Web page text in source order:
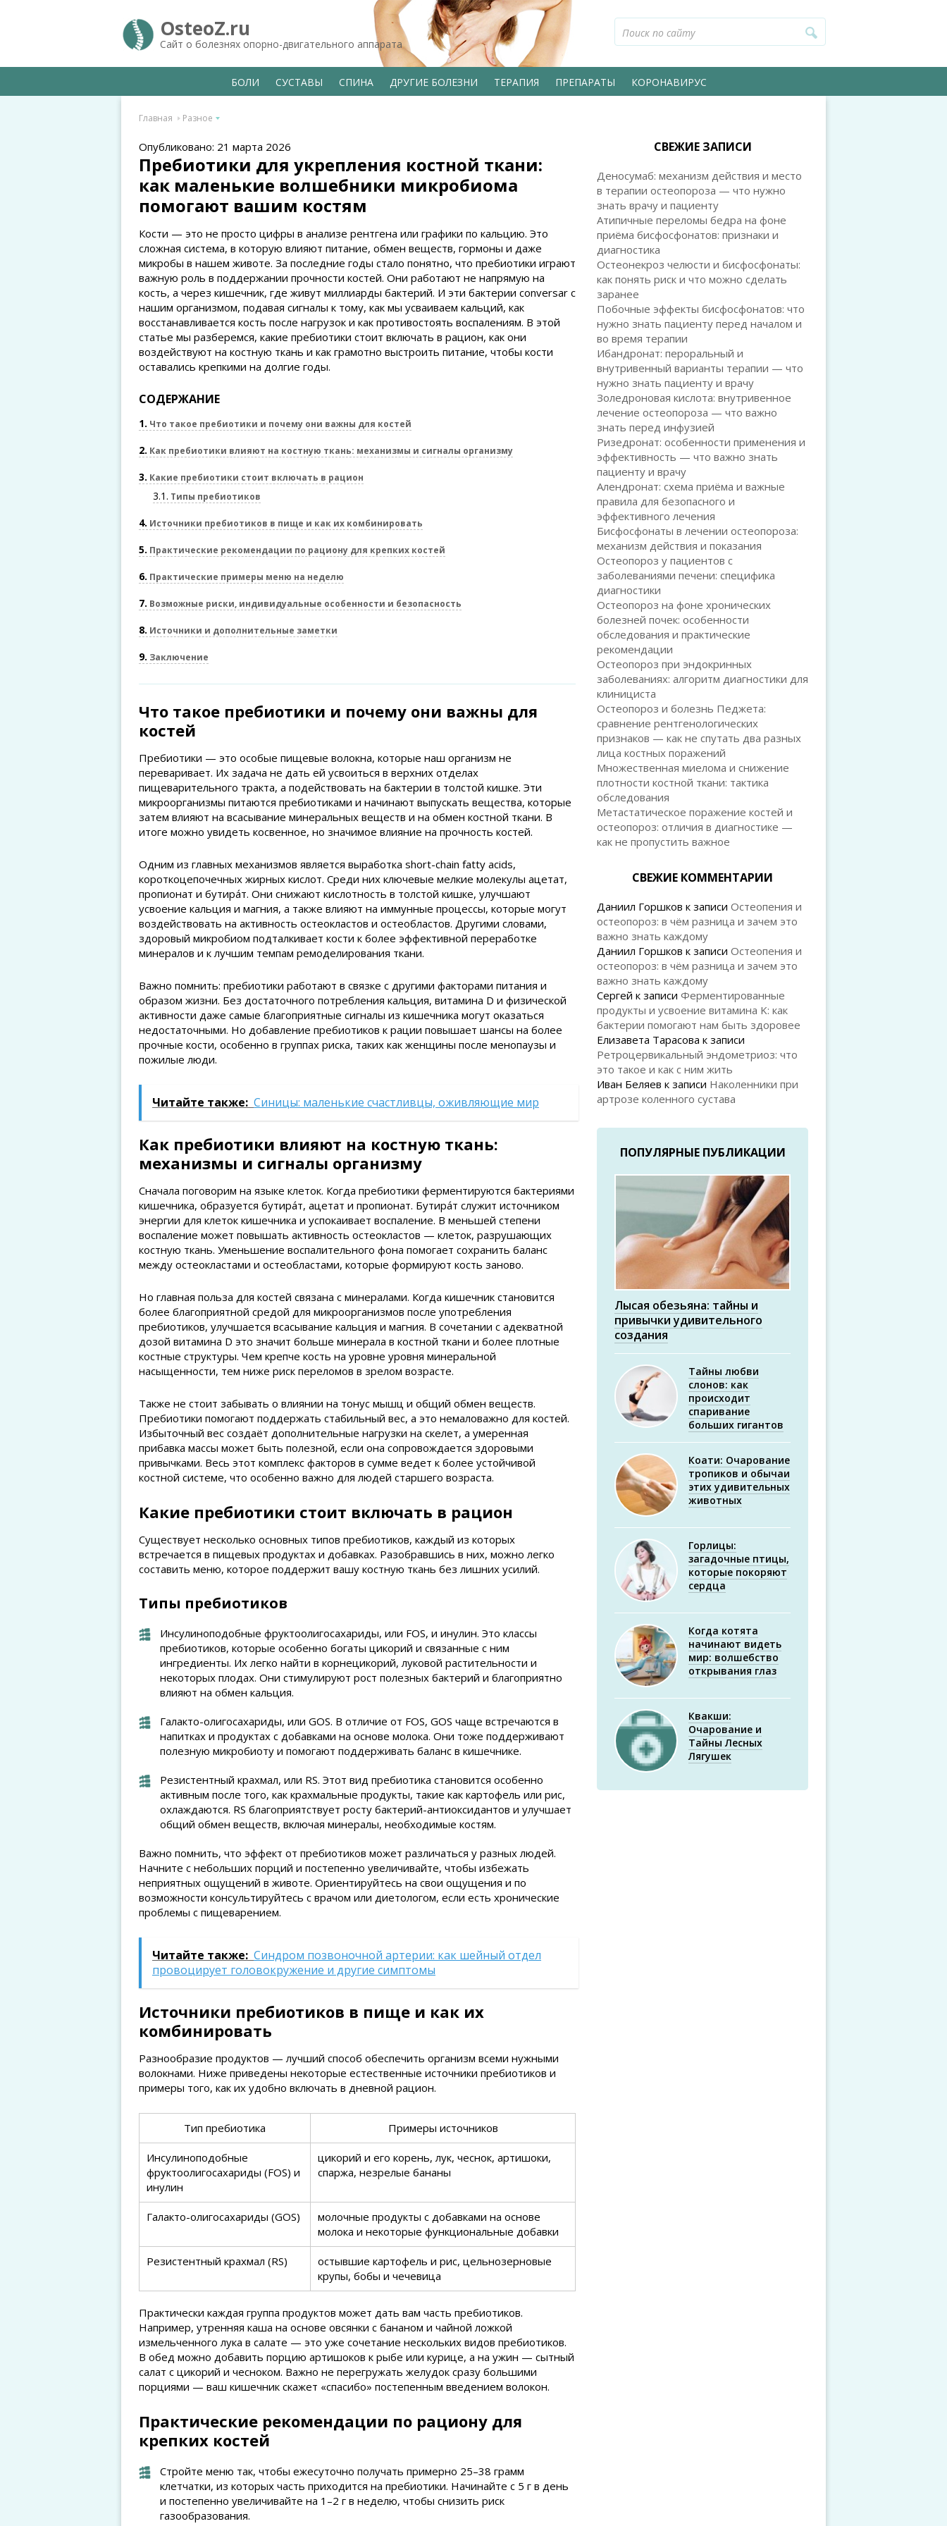
OsteoZ.ru
Сайт о болезнях опорно-двигательного аппарата
БОЛИ СУСТАВЫ СПИНА ДРУГИЕ БОЛЕЗНИ ТЕРАПИЯ ПРЕПАРАТЫ КОРОНАВИРУС
Главная Разное
Опубликовано: 21 марта 2026
Пребиотики для укрепления костной ткани:
как маленькие волшебники микробиома
помогают вашим костям
Кости — это не просто цифры в анализе рентгена или графики по кальцию. Это
сложная система, в которую влияют питание, обмен веществ, гормоны и даже
микробы в нашем животе. За последние годы стало понятно, что пребиотики играют
важную роль в поддержании прочности костей. Они работают не напрямую на
кость, а через кишечник, где живут миллиарды бактерий. И эти бактерии conversar с
нашим организмом, подавая сигналы к тому, как мы усваиваем кальций, как
восстанавливается кость после нагрузок и как противостоять воспалениям. В этой
статье мы разберемся, какие пребиотики стоит включать в рацион, как они
воздействуют на костную ткань и как грамотно выстроить питание, чтобы кости
оставались крепкими на долгие годы.
СОДЕРЖАНИЕ
1 Что такое пребиотики и почему они важны для костей
2 Как пребиотики влияют на костную ткань: механизмы и сигналы организму
3 Какие пребиотики стоит включать в рацион
3.1 Типы пребиотиков
4 Источники пребиотиков в пище и как их комбинировать
5 Практические рекомендации по рациону для крепких костей
6 Практические примеры меню на неделю
7 Возможные риски, индивидуальные особенности и безопасность
8 Источники и дополнительные заметки
9 Заключение
Что такое пребиотики и почему они важны для
костей
Пребиотики — это особые пищевые волокна, которые наш организм не
переваривает. Их задача не дать ей усвоиться в верхних отделах
пищеварительного тракта, а подействовать на бактерии в толстой кишке. Эти
микроорганизмы питаются пребиотиками и начинают выпускать вещества, которые
затем влияют на всасывание минеральных веществ и на обмен костной ткани. В
итоге можно увидеть косвенное, но значимое влияние на прочность костей.
Одним из главных механизмов является выработка short-chain fatty acids,
короткоцепочечных жирных кислот. Среди них ключевые мелкие молекулы ацетат,
пропионат и бутира́т. Они снижают кислотность в толстой кишке, улучшают
усвоение кальция и магния, а также влияют на иммунные процессы, которые могут
воздействовать на активность остеокластов и остеобластов. Другими словами,
здоровый микробиом подталкивает кости к более эффективной переработке
минералов и к лучшим темпам ремоделирования ткани.
Важно помнить: пребиотики работают в связке с другими факторами питания и
образом жизни. Без достаточного потребления кальция, витамина D и физической
активности даже самые благоприятные сигналы из кишечника могут оказаться
недостаточными. Но добавление пребиотиков к рации повышает шансы на более
прочные кости, особенно в группах риска, таких как женщины после менопаузы и
пожилые люди.
Читайте также: Синицы: маленькие счастливцы, оживляющие мир
Как пребиотики влияют на костную ткань:
механизмы и сигналы организму
Сначала поговорим на языке клеток. Когда пребиотики ферментируются бактериями
кишечника, образуется бутира́т, ацетат и пропионат. Бутира́т служит источником
энергии для клеток кишечника и успокаивает воспаление. В меньшей степени
воспаление может повышать активность остеокластов — клеток, разрушающих
костную ткань. Уменьшение воспалительного фона помогает сохранить баланс
между остеокластами и остеобластами, которые формируют кость заново.
Но главная польза для костей связана с минералами. Когда кишечник становится
более благоприятной средой для микроорганизмов после употребления
пребиотиков, улучшается всасывание кальция и магния. В сочетании с адекватной
дозой витамина D это значит больше минерала в костной ткани и более плотные
костные структуры. Чем крепче кость на уровне уровня минеральной
насыщенности, тем ниже риск переломов в зрелом возрасте.
Также не стоит забывать о влиянии на тонус мышц и общий обмен веществ.
Пребиотики помогают поддержать стабильный вес, а это немаловажно для костей.
Избыточный вес создаёт дополнительные нагрузки на скелет, а умеренная
прибавка массы может быть полезной, если она сопровождается здоровыми
привычками. Весь этот комплекс факторов в сумме ведет к более устойчивой
костной системе, что особенно важно для людей старшего возраста.
Какие пребиотики стоит включать в рацион
Существует несколько основных типов пребиотиков, каждый из которых
встречается в пищевых продуктах и добавках. Разобравшись в них, можно легко
составить меню, которое поддержит вашу костную ткань без лишних усилий.
Типы пребиотиков
Инсулиноподобные фруктоолигосахариды, или FOS, и инулин. Это классы
пребиотиков, которые особенно богаты цикорий и связанные с ним
ингредиенты. Их легко найти в корнецикорий, луковой растительности и
некоторых плодах. Они стимулируют рост полезных бактерий и благоприятно
влияют на обмен кальция.
Галакто-олигосахариды, или GOS. В отличие от FOS, GOS чаще встречаются в
напитках и продуктах с добавками на основе молока. Они тоже поддерживают
полезную микробиоту и помогают поддерживать баланс в кишечнике.
Резистентный крахмал, или RS. Этот вид пребиотика становится особенно
активным после того, как крахмальные продукты, такие как картофель или рис,
охлаждаются. RS благоприятствует росту бактерий-антиоксидантов и улучшает
общий обмен веществ, включая минералы, необходимые костям.
Важно помнить, что эффект от пребиотиков может различаться у разных людей.
Начните с небольших порций и постепенно увеличивайте, чтобы избежать
неприятных ощущений в животе. Ориентируйтесь на свои ощущения и по
возможности консультируйтесь с врачом или диетологом, если есть хронические
проблемы с пищеварением.
Читайте также: Синдром позвоночной артерии: как шейный отдел
провоцирует головокружение и другие симптомы
Источники пребиотиков в пище и как их
комбинировать
Разнообразие продуктов — лучший способ обеспечить организм всеми нужными
волокнами. Ниже приведены некоторые естественные источники пребиотиков и
примеры того, как их удобно включать в дневной рацион.
Тип пребиотика Примеры источников
Инсулиноподобные
фруктоолигосахариды (FOS) и
инулин
цикорий и его корень, лук, чеснок, артишоки,
спаржа, незрелые бананы
Галакто-олигосахариды (GOS)
молочные продукты с добавками на основе
молока и некоторые функциональные добавки
Резистентный крахмал (RS)
остывшие картофель и рис, цельнозерновые
крупы, бобы и чечевица
Практически каждая группа продуктов может дать вам часть пребиотиков.
Например, утренняя каша на основе овсянки с бананом и чайной ложкой
измельченного лука в салате — это уже сочетание нескольких видов пребиотиков.
В обед можно добавить порцию артишоков к рыбе или курице, а на ужин — сытный
салат с цикорий и чесноком. Важно не перегружать желудок сразу большими
порциями — ваш кишечник скажет «спасибо» постепенным введением волокон.
Практические рекомендации по рациону для
крепких костей
Стройте меню так, чтобы ежесуточно получать примерно 25–38 грамм
клетчатки, из которых часть приходится на пребиотики. Начинайте с 5 г в день
и постепенно увеличивайте на 1–2 г в неделю, чтобы снизить риск
газообразования.
СВЕЖИЕ ЗАПИСИ
Деносумаб: механизм действия и место
в терапии остеопороза — что нужно
знать врачу и пациенту
Атипичные переломы бедра на фоне
приёма бисфосфонатов: признаки и
диагностика
Остеонекроз челюсти и бисфосфонаты:
как понять риск и что можно сделать
заранее
Побочные эффекты бисфосфонатов: что
нужно знать пациенту перед началом и
во время терапии
Ибандронат: пероральный и
внутривенный варианты терапии — что
нужно знать пациенту и врачу
Золедроновая кислота: внутривенное
лечение остеопороза — что важно
знать перед инфузией
Ризедронат: особенности применения и
эффективность — что важно знать
пациенту и врачу
Алендронат: схема приёма и важные
правила для безопасного и
эффективного лечения
Бисфосфонаты в лечении остеопороза:
механизм действия и показания
Остеопороз у пациентов с
заболеваниями печени: специфика
диагностики
Остеопороз на фоне хронических
болезней почек: особенности
обследования и практические
рекомендации
Остеопороз при эндокринных
заболеваниях: алгоритм диагностики для
клинициста
Остеопороз и болезнь Педжета:
сравнение рентгенологических
признаков — как не спутать два разных
лица костных поражений
Множественная миелома и снижение
плотности костной ткани: тактика
обследования
Метастатическое поражение костей и
остеопороз: отличия в диагностике —
как не пропустить важное
СВЕЖИЕ КОММЕНТАРИИ
Даниил Горшков к записи Остеопения и
остеопороз: в чём разница и зачем это
важно знать каждому
Даниил Горшков к записи Остеопения и
остеопороз: в чём разница и зачем это
важно знать каждому
Сергей к записи Ферментированные
продукты и усвоение витамина K: как
бактерии помогают нам быть здоровее
Елизавета Тарасова к записи
Ретроцервикальный эндометриоз: что
это такое и как с ним жить
Иван Беляев к записи Наколенники при
артрозе коленного сустава
ПОПУЛЯРНЫЕ ПУБЛИКАЦИИ
Лысая обезьяна: тайны и
привычки удивительного
создания
Тайны любви
слонов: как
происходит
спаривание
больших гигантов
Коати: Очарование
тропиков и обычаи
этих удивительных
животных
Горлицы:
загадочные птицы,
которые покоряют
сердца
Когда котята
начинают видеть
мир: волшебство
открывания глаз
Квакши:
Очарование и
Тайны Лесных
Лягушек